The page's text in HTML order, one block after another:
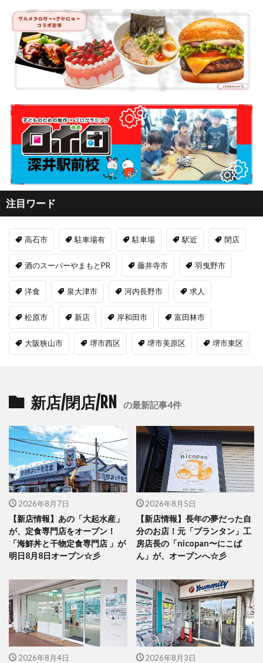
注目ワード
高石市 駐車場有 駐車場 駅近 閉店
酒のスーパーやまもとPR 藤井寺市 羽曳野市
洋食 泉大津市 河内長野市 求人
松原市 新店 岸和田市 富田林市
大阪狭山市 堺市西区 堺市美原区 堺市東区
新店/閉店/RN の最新記事4件
2026年8月7日
【新店情報】あの「大起水産」
が、定食専門店をオープン！
「海鮮丼と干物定食専門店 」が
明日8月8日オープン☆彡
2026年8月5日
【新店情報】長年の夢だった自
分のお店！元「プランタン」工
房店長の「nicopan〜にこぱ
ん」が、オープンへ☆彡
2026年8月4日 2026年8月3日